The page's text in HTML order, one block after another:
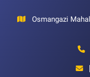
Osmangazi